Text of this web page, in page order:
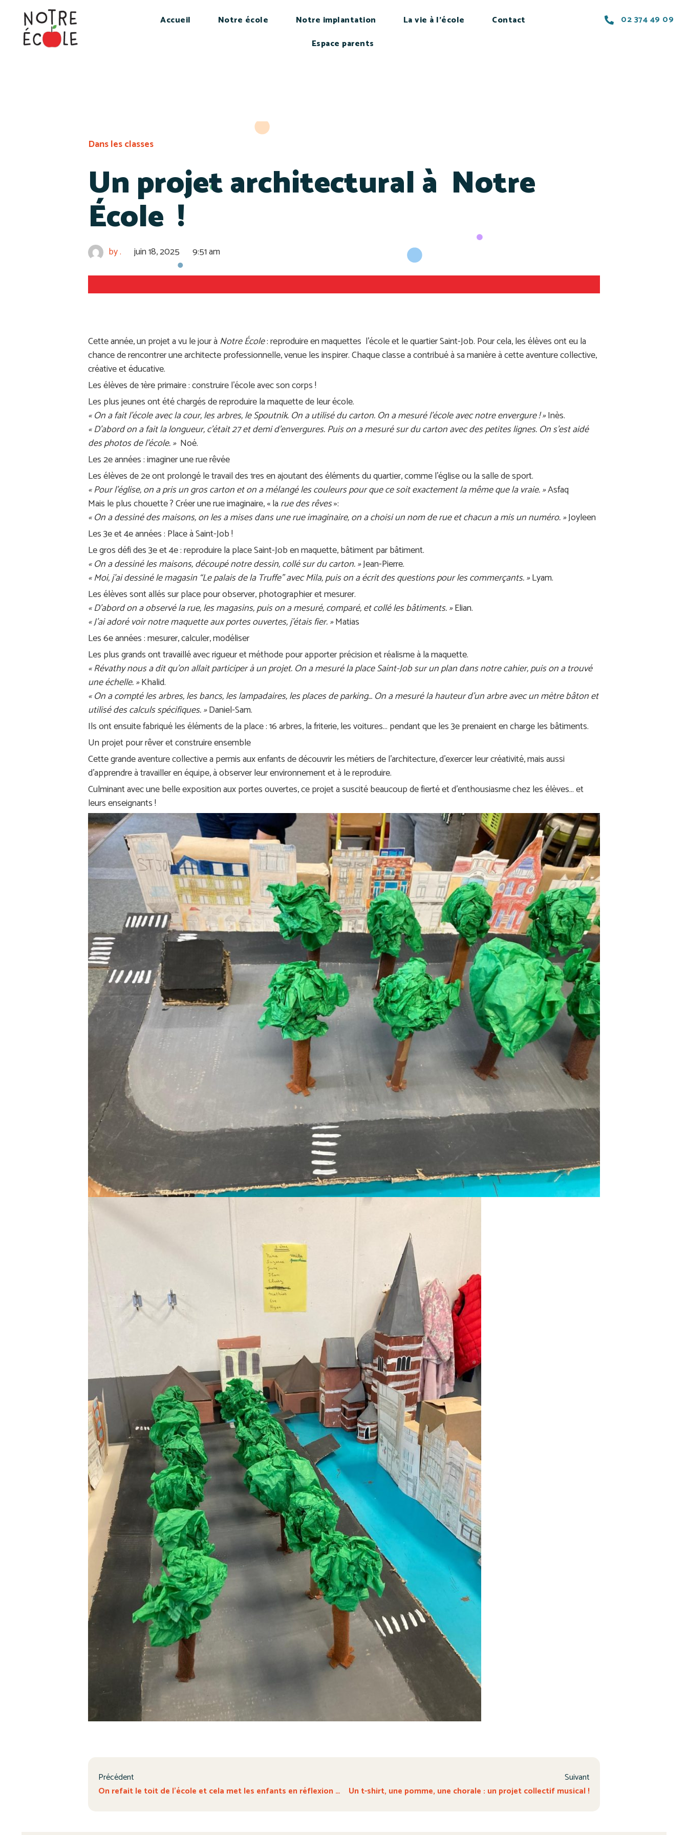
Accueil Notre école Notre implantation La vie à l’école
Contact
Espace parents
02 374 49 09
Dans les classes
Un projet architectural à Notre
École !
by. juin 18, 2025 9:51 am
Cette année, un projet a vu le jour àNotre École: reproduire en maquettes l’école et le quartier Saint-Job. Pour cela, les élèves ont eu la
chance de rencontrer une architecte professionnelle, venue les inspirer. Chaque classe a contribué à sa manière à cette aventure collective,
créative et éducative.
Les élèves de 1ère primaire : construire l’école avec son corps !
Les plus jeunes ont été chargés de reproduire la maquette de leur école.
« On a fait l’école avec la cour, les arbres, le Spoutnik. On a utilisé du carton. On a mesuré l’école avec notre envergure ! »Inès.
« D’abord on a fait la longueur, c’était 27 et demi d’envergures. Puis on a mesuré sur du carton avec des petites lignes. On s’est aidé
des photos de l’école. »Noé.
Les 2e années : imaginer une rue rêvée
Les élèves de 2e ont prolongé le travail des 1res en ajoutant des éléments du quartier, comme l’église ou la salle de sport.
« Pour l’église, on a pris un gros carton et on a mélangé les couleurs pour que ce soit exactement la même que la vraie. »Asfaq
Mais le plus chouette ? Créer une rue imaginaire, « larue des rêves»:
« On a dessiné des maisons, on les a mises dans une rue imaginaire, on a choisi un nom de rue et chacun a mis un numéro. »Joyleen
Les 3e et 4e années : Place à Saint-Job !
Le gros défi des 3e et 4e : reproduire la place Saint-Job en maquette, bâtiment par bâtiment.
« On a dessiné les maisons, découpé notre dessin, collé sur du carton. »Jean-Pierre.
« Moi, j’ai dessiné le magasin “Le palais de la Truffe” avec Mila, puis on a écrit des questions pour les commerçants. »Lyam.
Les élèves sont allés sur place pour observer, photographier et mesurer.
« D’abord on a observé la rue, les magasins, puis on a mesuré, comparé, et collé les bâtiments. »Elian.
« J’ai adoré voir notre maquette aux portes ouvertes, j’étais fier. »Matias
Les 6e années : mesurer, calculer, modéliser
Les plus grands ont travaillé avec rigueur et méthode pour apporter précision et réalisme à la maquette.
« Révathy nous a dit qu’on allait participer à un projet. On a mesuré la place Saint-Job sur un plan dans notre cahier, puis on a trouvé
une échelle. »Khalid.
« On a compté les arbres, les bancs, les lampadaires, les places de parking… On a mesuré la hauteur d’un arbre avec un mètre bâton et
utilisé des calculs spécifiques. »Daniel-Sam.
Ils ont ensuite fabriqué les éléments de la place : 16 arbres, la friterie, les voitures… pendant que les 3e prenaient en charge les bâtiments.
Un projet pour rêver et construire ensemble
Cette grande aventure collective a permis aux enfants de découvrir les métiers de l’architecture, d’exercer leur créativité, mais aussi
d’apprendre à travailler en équipe, à observer leur environnement et à le reproduire.
Culminant avec une belle exposition aux portes ouvertes, ce projet a suscité beaucoup de fierté et d’enthousiasme chez les élèves… et
leurs enseignants !
Précédent
On refait le toit de l’école et cela met les enfants en réflexion …
Suivant
Un t-shirt, une pomme, une chorale : un projet collectif musical !